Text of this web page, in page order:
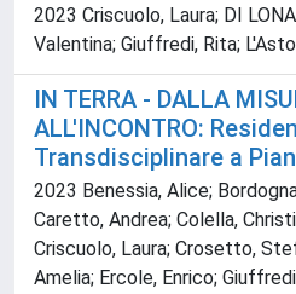
2023 Criscuolo, Laura; DI
Valentina; Giuffredi, Rita;
IN TERRA - DALLA
ALL'INCONTRO:
Transdisciplinare a
2023 Benessia, Alice;
Caretto, Andrea; Colella,
Criscuolo, Laura; Crosetto,
Amelia; Ercole, Enrico;